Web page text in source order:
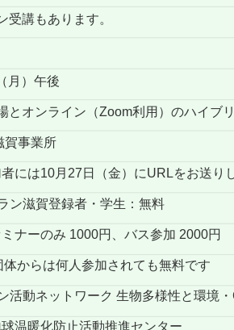
講もあります。
月）午後
イン（Zoom利用）のハイブリ
事業所
月27日（金）にURLをお送り
ン滋賀登録者・学生：無料
のみ 1000円、バス参加 2000円
は何人参加されても無料です
動ネットワーク 生物多様性と環境
温暖化防止活動推進センター